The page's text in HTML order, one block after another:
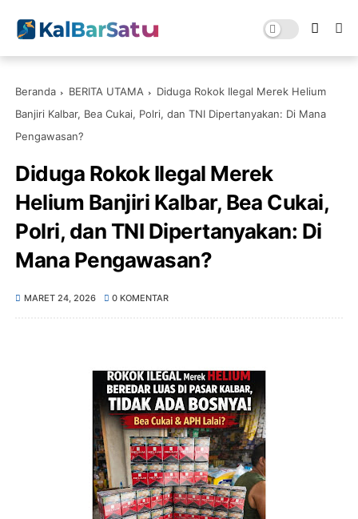
Beranda BERITA UTAMA
Diduga Rokok Ilegal Merek Helium
Banjiri Kalbar, Bea Cukai, Polri, dan TNI Dipertanyakan: Di Mana
Pengawasan?
Diduga Rokok Ilegal Merek
Helium Banjiri Kalbar, Bea Cukai,
Polri, dan TNI Dipertanyakan: Di
Mana Pengawasan?
MARET 24, 2026 0 KOMENTAR